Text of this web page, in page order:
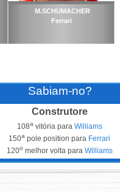
M.SCHUMACHER
Ferrari
Sabiam-no?
Construtore
108avitória para Williams
150a pole position para Ferrari
120o melhor volta para Williams